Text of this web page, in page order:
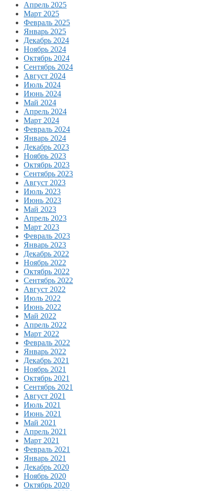
Апрель 2025
Март 2025
Февраль 2025
Январь 2025
Декабрь 2024
Ноябрь 2024
Октябрь 2024
Сентябрь 2024
Август 2024
Июль 2024
Июнь 2024
Май 2024
Апрель 2024
Март 2024
Февраль 2024
Январь 2024
Декабрь 2023
Ноябрь 2023
Октябрь 2023
Сентябрь 2023
Август 2023
Июль 2023
Июнь 2023
Май 2023
Апрель 2023
Март 2023
Февраль 2023
Январь 2023
Декабрь 2022
Ноябрь 2022
Октябрь 2022
Сентябрь 2022
Август 2022
Июль 2022
Июнь 2022
Май 2022
Апрель 2022
Март 2022
Февраль 2022
Январь 2022
Декабрь 2021
Ноябрь 2021
Октябрь 2021
Сентябрь 2021
Август 2021
Июль 2021
Июнь 2021
Май 2021
Апрель 2021
Март 2021
Февраль 2021
Январь 2021
Декабрь 2020
Ноябрь 2020
Октябрь 2020